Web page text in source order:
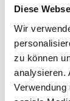
Diese
Wir
zu können
analysieren.